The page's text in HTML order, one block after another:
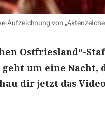
Aufzeichnung von
Ostfriesland“-
um eine Nacht,
dir jetzt das